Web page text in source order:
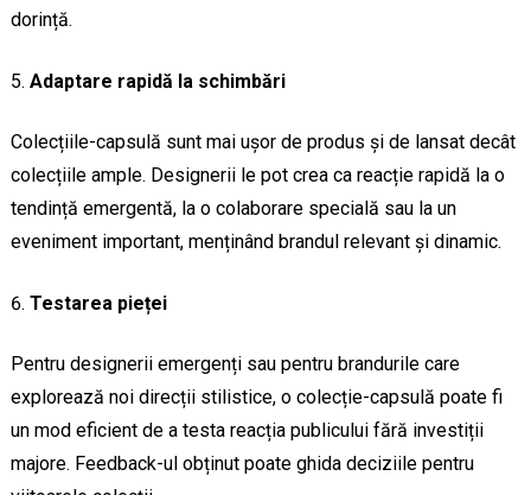
dorință.
Adaptare rapidă la schimbări
Colecțiile-capsulă sunt mai ușor de produs și de lansat decât
colecțiile ample. Designerii le pot crea ca reacție rapidă la o
tendință emergentă, la o colaborare specială sau la un
eveniment important, menținând brandul relevant și dinamic.
Testarea pieței
Pentru designerii emergenți sau pentru brandurile care
explorează noi direcții stilistice, o colecție-capsulă poate fi
un mod eficient de a testa reacția publicului fără investiții
majore. Feedback-ul obținut poate ghida deciziile pentru